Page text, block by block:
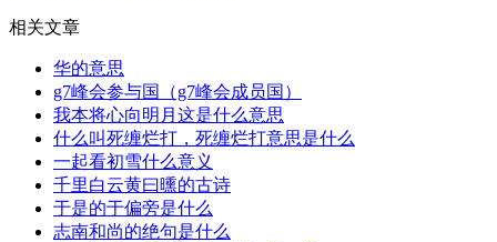
相关文章
华的意思
g7峰会参与国（g7峰会成员国）
我本将心向明月这是什么意思
什么叫死缠烂打，死缠烂打意思是什么
一起看初雪什么意义
千里白云黄曰曛的古诗
于是的于偏旁是什么
志南和尚的绝句是什么